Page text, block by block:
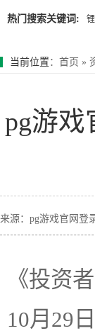
热门搜索关键词:
当前位置 ： 首页 »
pg游
来源：pg游戏官网登
《投资
10月29